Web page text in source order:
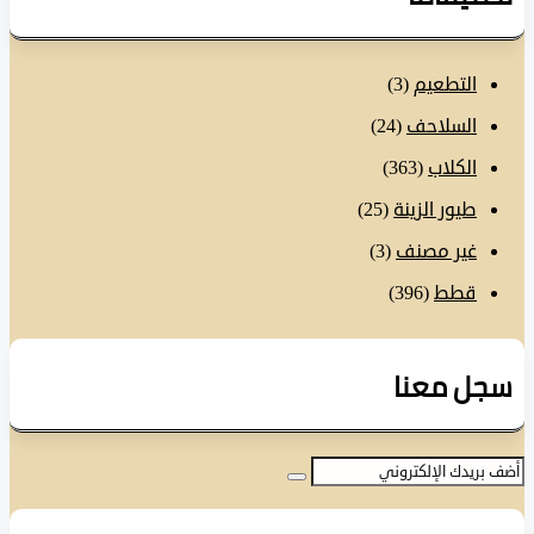
التطعيم(3)
السلاحف(24)
الكلاب(363)
طيور الزينة (25)
غير مصنف(3)
قطط
(396)
معنا